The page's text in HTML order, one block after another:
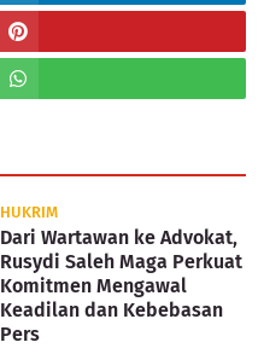
HUKRIM
Dari Wartawan ke Advokat,
Rusydi Saleh Maga Perkuat
Komitmen Mengawal
Keadilan dan Kebebasan
Pers